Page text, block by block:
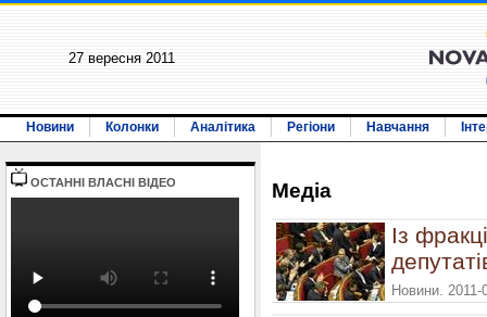
27 вересня 2011
Новини Колонки Аналітика Регіони Навчання
ОСТАННI ВЛАСНI ВIДЕО Медiа
Із
Новини.